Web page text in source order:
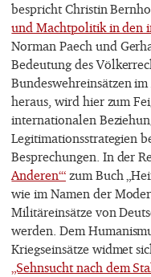
bespricht Christin
und Machtpolitik in den
Norman Paech und
Bedeutung des
Bundeswehreinsätzen
heraus, wird hier zum
internationalen
Legitimationsstrategien
Besprechungen. In der
Anderen‘“zum Buch
wie im Namen der
Militäreinsätze von
werden. Dem
Kriegseinsätze widmet
„Sehnsucht nach dem